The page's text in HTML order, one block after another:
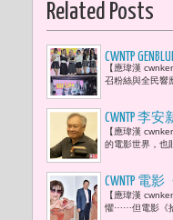
Related Posts
CWNTP
弱勢兒童
【應瑋漢
召粉絲與全民響
CWNTP 李
跡「拍電
【應瑋漢
的電影世界，也
CWNTP 電
命裡失去
【應瑋漢
懼⋯⋯但電影《